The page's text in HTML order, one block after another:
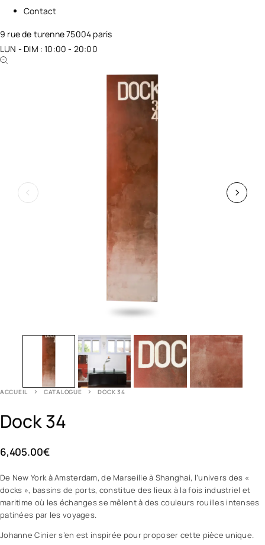
Contact
9 rue de turenne 75004 paris
LUN - DIM : 10:00 - 20:00
ACCUEIL CATALOGUE DOCK 34
Dock 34
6,405.00€
De New York à Amsterdam, de Marseille à Shanghai, l’univers des «
docks », bassins de ports, constitue des lieux à la fois industriel et
maritime où les échanges se mêlent à des couleurs rouilles intenses
patinées par les voyages.
Johanne Cinier s’en est inspirée pour proposer cette pièce unique.